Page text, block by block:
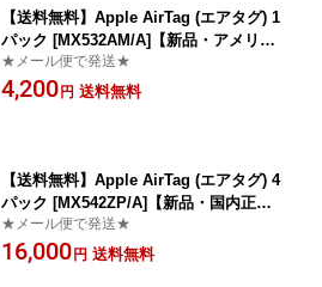
【送料無料】Apple AirTag (エアタグ) 1
パック [MX532AM/A]【新品・アメリカ
版】
★メール便で発送★
4,200 円 送料無料
【送料無料】Apple AirTag (エアタグ) 4
パック [MX542ZP/A]【新品・国内正規
品】
★メール便で発送★
16,000 円 送料無料